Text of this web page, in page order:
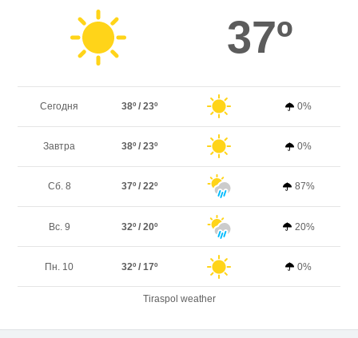
37º
Сегодня 38º / 23º 0%
Завтра 38º / 23º 0%
Сб. 8 37º / 22º 87%
Вс. 9 32º / 20º 20%
Пн. 10 32º / 17º 0%
Tiraspol weather